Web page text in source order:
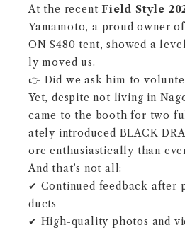
At the recent Field Style
Yamamoto, a proud owner
ON S480 tent, showed a
ly moved us.
👉 Did we ask him to
Yet, despite not living in
came to the booth for two
ately introduced BLACK
ore enthusiastically than
And that’s not all:
✔ Continued feedback after
ducts
✔ High-quality photos and